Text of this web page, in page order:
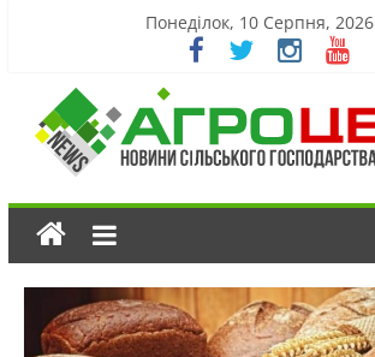
Понеділок, 10 Серпня, 2026